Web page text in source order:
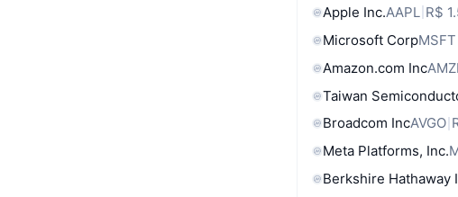
Apple Inc.AAPL R$
Microsoft CorpMSFT
Amazon.com Inc
Taiwan
Broadcom IncAVGO
Meta Platforms, Inc.
Berkshire Hathaway